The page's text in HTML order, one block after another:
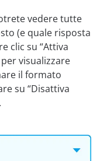
vedere tutte
(e quale risposta
clic su “Attiva
visualizzare
il formato
su “Disattiva